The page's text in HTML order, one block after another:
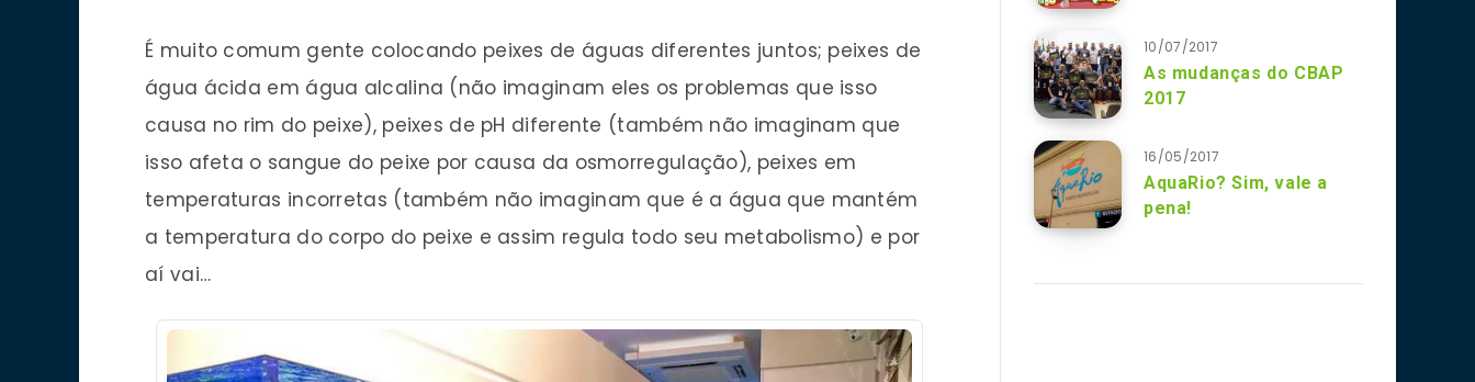
É muito comum gente colocando peixes de águas diferentes juntos; peixes de
água ácida em água alcalina (não imaginam eles os problemas que isso
causa no rim do peixe), peixes de pH diferente (também não imaginam que
isso afeta o sangue do peixe por causa da osmorregulação), peixes em
temperaturas incorretas (também não imaginam que é a água que mantém
a temperatura do corpo do peixe e assim regula todo seu metabolismo) e por
aí vai…
10/07/2017
As mudanças do CBAP
2017
16/05/2017
AquaRio? Sim, vale a
pena!